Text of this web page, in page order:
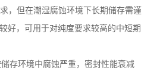
，但在潮湿腐蚀环境下长期储存需谨
好，可用于对纯度要求较高的中短期
存环境中腐蚀严重，密封性能衰减